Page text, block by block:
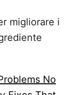
migliorare i
No